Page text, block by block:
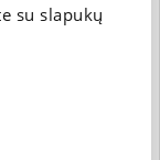
su slapukų
laikų